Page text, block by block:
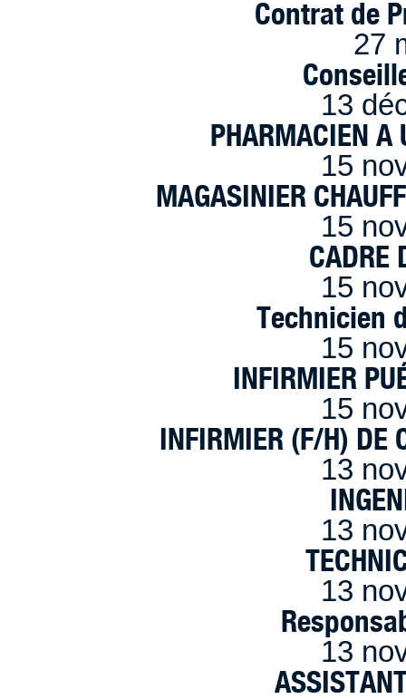
Contrat de
27
13
PHARMACIEN A
15
MAGASINIER
15
CADRE
15
Technicien
15
INFIRMIER
15
INFIRMIER (F/H) DE
13
13
13
13